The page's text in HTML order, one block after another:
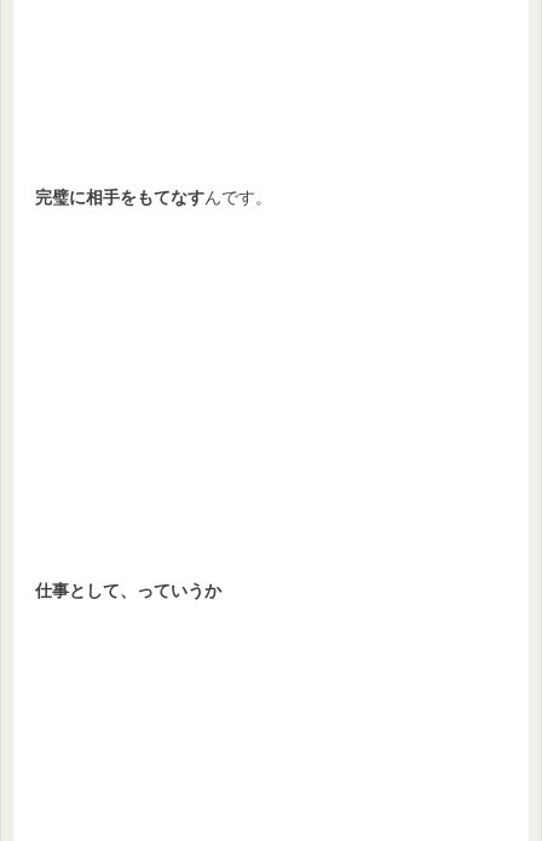
完璧に相手をもてなすんです。
仕事として、っていうか